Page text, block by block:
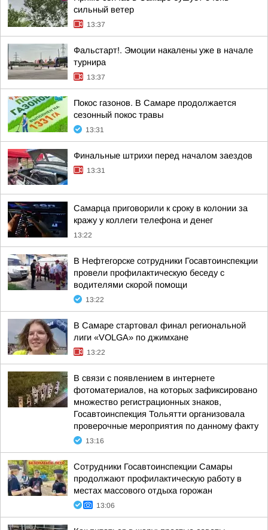
сильный ветер
13:37
Фальстарт!. Эмоции накалены уже в начале
турнира
13:37
Покос газонов. В Самаре продолжается
сезонный покос травы
13:31
Финальные штрихи перед началом заездов
13:31
Самарца приговорили к сроку в колонии за
кражу у коллеги телефона и денег
13:22
В Нефтегорске сотрудники Госавтоинспекции
провели профилактическую беседу с
водителями скорой помощи
13:22
В Самаре стартовал финал региональной
лиги «VOLGA» по джимхане
13:22
В связи с появлением в интернете
фотоматериалов, на которых зафиксировано
множество регистрационных знаков,
Госавтоинспекция Тольятти организовала
проверочные мероприятия по данному факту
13:16
Сотрудники Госавтоинспекции Самары
продолжают профилактическую работу в
местах массового отдыха горожан
13:06